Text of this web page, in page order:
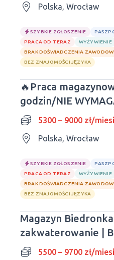
Polska, Wrocław
SZYBKIE ZGŁOSZENIE
PRACA OD TERAZ
WYŻYWIENIE
BRAK DOŚWIADCZENIA
BEZ ZNAJOMOŚCI JĘZYKA
🔥Praca
godzin/NIE
DOŚWIADCZENIE/
zostanie nauczone
5300 – 9000 zł/
Polska, Wrocław
SZYBKIE ZGŁOSZENIE
PRACA OD TERAZ
WYŻYWIENIE
BRAK DOŚWIADCZENIA
BEZ ZNAJOMOŚCI JĘZYKA
Magazyn
zakwaterowanie |
obiady5500 – 9700 zł/